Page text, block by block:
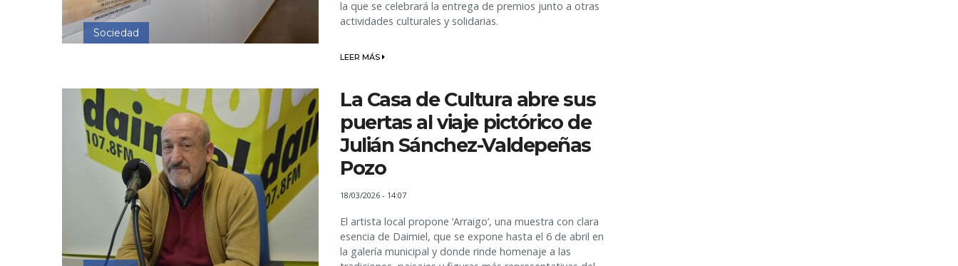
Sociedad
la que se celebrará la entrega de premios junto a otras
actividades culturales y solidarias.
LEER MÁS
La Casa de Cultura abre sus
puertas al viaje pictórico de
Julián Sánchez-Valdepeñas
Pozo
18/03/2026 - 14:07
El artista local propone ‘Arraigo’, una muestra con clara
esencia de Daimiel, que se expone hasta el 6 de abril en
la galería municipal y donde rinde homenaje a las